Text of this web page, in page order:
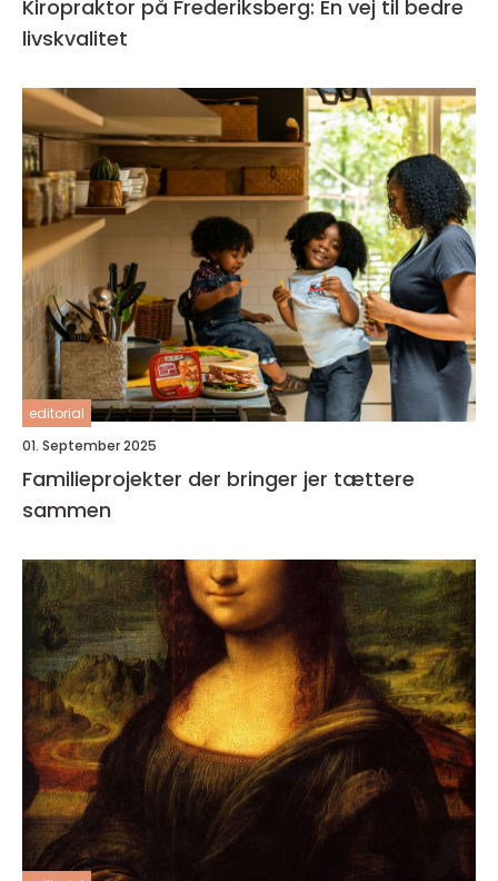
Kiropraktor på Frederiksberg: En vej til bedre
livskvalitet
editorial
01. September 2025
Familieprojekter der bringer jer tættere
sammen